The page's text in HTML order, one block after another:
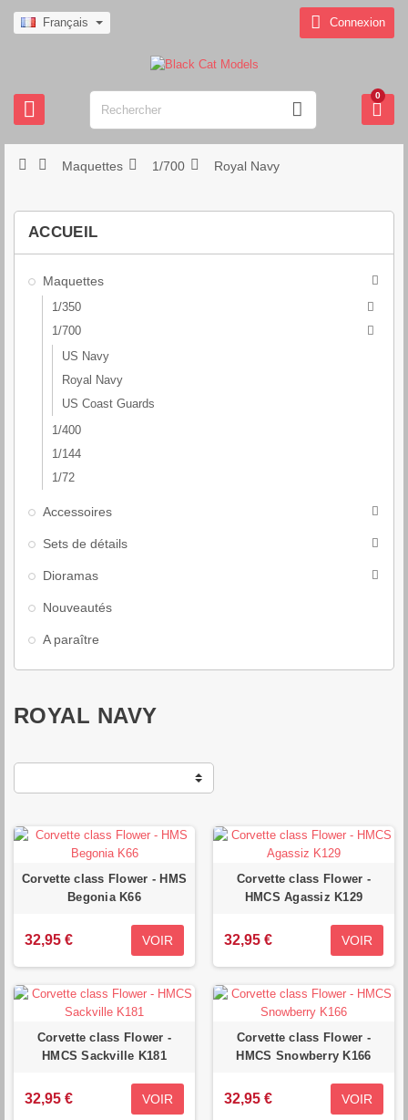
Français  Connexion
  
0
  Maquettes  1/700  Royal Navy
ACCUEIL
Maquettes

1/350

1/700

US Navy
Royal Navy
US Coast Guards
1/400
1/144
1/72
Accessoires 
Sets de détails 
Dioramas 
Nouveautés
A paraître
ROYAL NAVY
Corvette class Flower - HMS
Begonia K66
32,95 € VOIR
Corvette class Flower -
HMCS Agassiz K129
32,95 € VOIR
Corvette class Flower -
HMCS Sackville K181
32,95 € VOIR
Corvette class Flower -
HMCS Snowberry K166
32,95 € VOIR